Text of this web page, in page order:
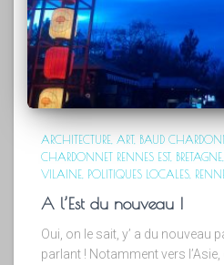
ARCHITECTURE ART BAUD
CHARDONNET RENNES EST BRETAGNE
VILAINE POLITIQUES LOCALES
A l’Est du nouveau !
Oui, on le sait, y’ a du nouveau
parlant ! Notamment vers